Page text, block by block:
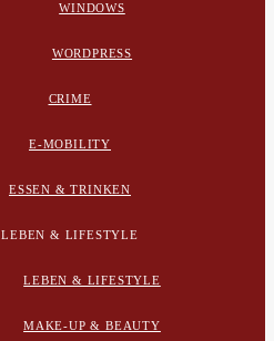
WINDOWS
WORDPRESS
CRIME
E-MOBILITY
ESSEN & TRINKEN
LEBEN & LIFESTYLE
LEBEN & LIFESTYLE
MAKE-UP & BEAUTY